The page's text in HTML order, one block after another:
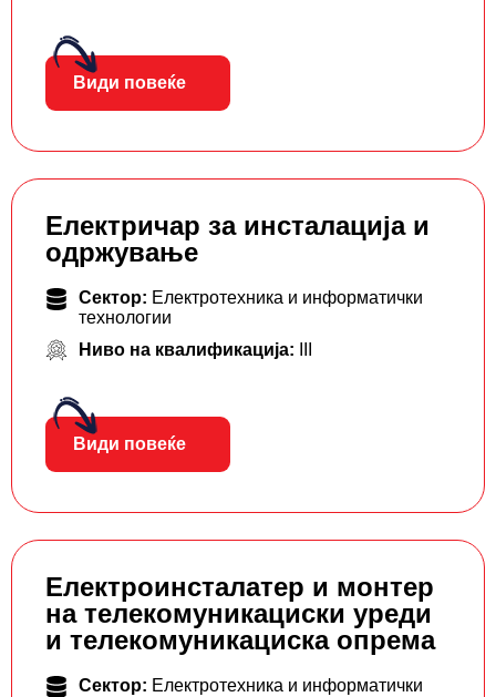
Види повеќе
Електричар за инсталација и
одржување
Сектор: Електротехника и информатички
технологии
Ниво на квалификација:
Види повеќе
Електроинсталатер и монтер
на телекомуникациски уреди
и телекомуникациска опрема
Сектор: Електротехника и информатички